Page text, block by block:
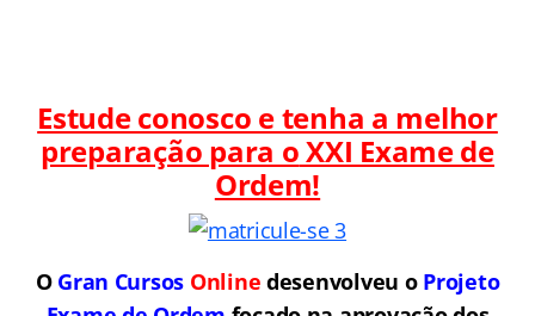
Estude conosco e tenha a melhor
preparação para oXXI Exame de
Ordem!
O Gran Cursos Online desenvolveu o Projeto